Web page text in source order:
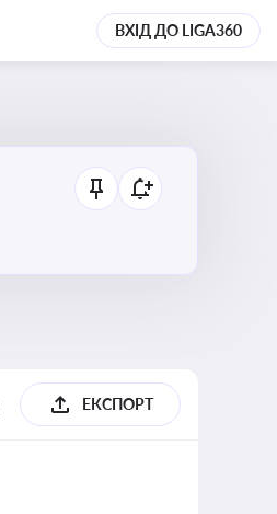
ВХІД ДО LIGA360
ЕКСПОРТ